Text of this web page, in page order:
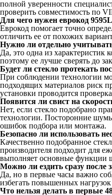
полной уверенности
проверить совместимость по
Для чего нужен еврокод
Еврокод помогает точно
отличить ее от похожих
Нужно ли отдельно
Да, это одна из характеристик
поэтому ее лучше сверять до
Будет ли стекло протекать
При соблюдении технологии
подходящих материалов риск
установки проводится
Появится ли свист на
Нет, если стекло подобрано
технологии. Посторонние
ошибок подбора или монтажа.
Безопасно ли использовать
Качественно подобранное
производителя подходит для
выполняет основные функции
Можно ли ездить сразу после
Да, но в первые часы важно
избегать повышенных
Что нельзя делать в первые